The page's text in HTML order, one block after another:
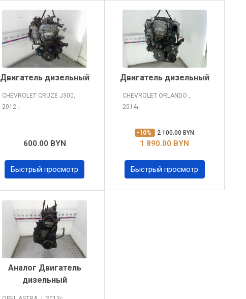
Двигатель дизельный
CHEVROLET CRUZEJ300,
2012г.
600.00 BYN
Быстрый просмотр
Двигатель дизельный
CHEVROLET ORLANDO ,
2014г.
-10% 2 100.00 BYN
1 890.00 BYN
Быстрый просмотр
Аналог Двигатель
дизельный